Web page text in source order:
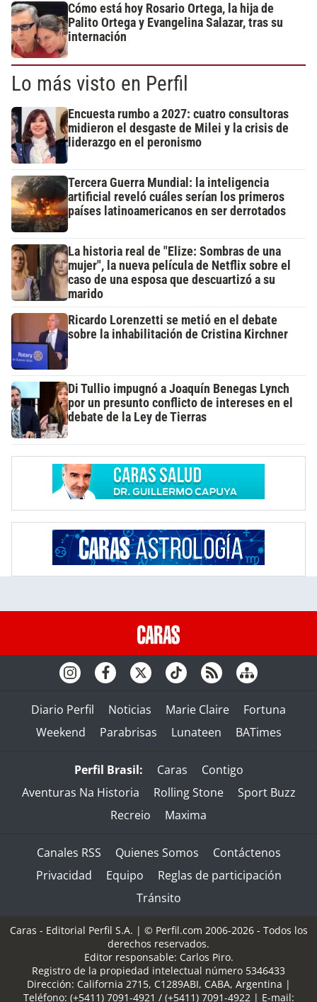
Cómo está hoy Rosario Ortega, la hija de
Palito Ortega y Evangelina Salazar, tras su
internación
Lo más visto en Perfil
Encuesta rumbo a 2027: cuatro consultoras
midieron el desgaste de Milei y la crisis de
liderazgo en el peronismo
Tercera Guerra Mundial: la inteligencia
artificial reveló cuáles serían los primeros
países latinoamericanos en ser derrotados
La historia real de "Elize: Sombras de una
mujer", la nueva película de Netflix sobre el
caso de una esposa que descuartizó a su
marido
Ricardo Lorenzetti se metió en el debate
sobre la inhabilitación de Cristina Kirchner
Di Tullio impugnó a Joaquín Benegas Lynch
por un presunto conflicto de intereses en el
debate de la Ley de Tierras
Diario Perfil Noticias Marie Claire
Fortuna
Weekend
Parabrisas Lunateen BATimes
Perfil Brasil: Caras
Contigo
Aventuras Na Historia
Rolling Stone
Sport Buzz
Recreio
Maxima
Canales RSS Quienes Somos
Contáctenos
Privacidad
Equipo
Reglas de participación
Tránsito
Caras - Editorial Perfil S.A. | © Perfil.com 2006-2026 - Todos los
derechos reservados.
Editor responsable: Carlos Piro.
Registro de la propiedad intelectual número 5346433
Dirección: California 2715, C1289ABI, CABA, Argentina |
Teléfono: (+5411) 7091-4921 / (+5411) 7091-4922 | E-mail: